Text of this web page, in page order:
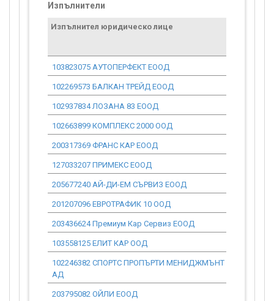
Изпълнители
Изпълнител юридическо лице
103823075 АУТОПЕРФЕКТ ЕООД
102269573 БАЛКАН ТРЕЙД ЕООД
102937834 ЛОЗАНА 83 ЕООД
102663899 КОМПЛЕКС 2000 ООД
200317369 ФРАНС КАР ЕООД
127033207 ПРИМЕКС ЕООД
205677240 АЙ-ДИ-ЕМ СЪРВИЗ ЕООД
201207096 ЕВРОТРАФИК 10 ООД
203436624 Премиум Кар Сервиз ЕООД
103558125 ЕЛИТ КАР ООД
102246382 СПОРТС ПРОПЪРТИ МЕНИДЖМЪНТ
АД
203795082 ОЙЛИ ЕООД